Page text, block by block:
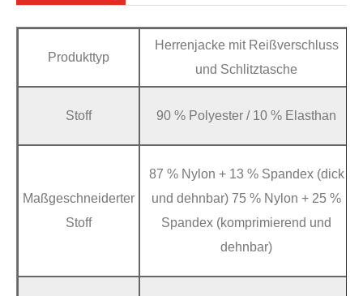
Produkttyp
Herrenjacke mit Reißverschluss
und Schlitztasche
Stoff 90 % Polyester / 10 % Elasthan
Maßgeschneiderter
Stoff
87 % Nylon + 13 % Spandex (dick
und dehnbar) 75 % Nylon + 25 %
Spandex (komprimierend und
dehnbar)